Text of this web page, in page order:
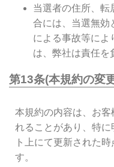
当選者の住所、転
合には、当選無効
による事故等によ
は、弊社は責任を
第13条(本規約の変
本規約の内容は、お
れることがあり、特
ト上にて更新された
す。